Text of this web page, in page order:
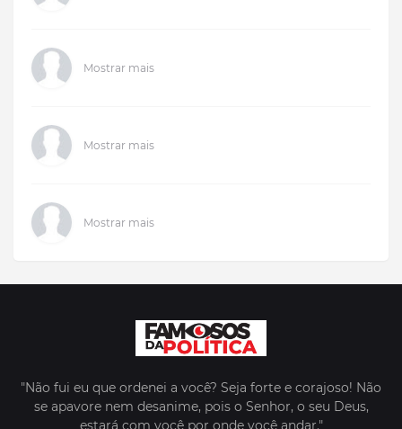
Mostrar mais
Mostrar mais
Mostrar mais
"Não fui eu que ordenei a você? Seja forte e corajoso! Não
se apavore nem desanime, pois o Senhor, o seu Deus,
estará com você por onde você andar."